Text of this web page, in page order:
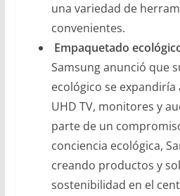
una variedad de
convenientes.
Empaquetado
Samsung anunció que
ecológico se expandiría
UHD TV, monitores y
parte de un
conciencia ecológica,
creando productos y
sostenibilidad en el